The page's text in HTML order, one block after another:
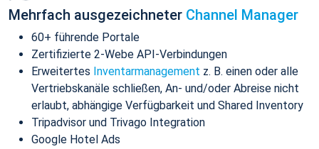
Mehrfach ausgezeichneter Channel Manager
60+ führende Portale
Zertifizierte 2-Webe API-Verbindungen
Erweitertes Inventarmanagement z. B. einen oder alle
Vertriebskanäle schließen, An- und/oder Abreise nicht
erlaubt, abhängige Verfügbarkeit und Shared Inventory
Tripadvisor und Trivago Integration
Google Hotel Ads